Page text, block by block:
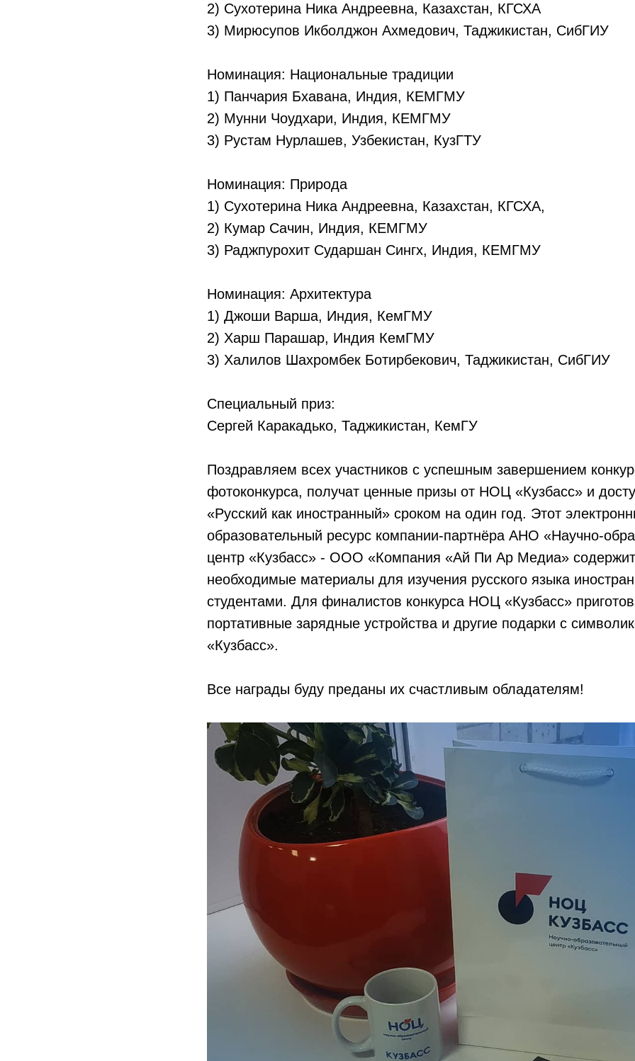
2) Сухотерина Ника Андреевна, Казахстан, КГСХА
3) Мирюсупов Икболджон Ахмедович, Таджикистан, СибГИУ
Номинация: Национальные традиции
1) Панчария Бхавана, Индия, КЕМГМУ
2) Мунни Чоудхари, Индия, КЕМГМУ
3) Рустам Нурлашев, Узбекистан, КузГТУ
Номинация: Природа
1) Сухотерина Ника Андреевна, Казахстан, КГСХА,
2) Кумар Сачин, Индия, КЕМГМУ
3) Раджпурохит Сударшан Сингх, Индия, КЕМГМУ
Номинация: Архитектура
1) Джоши Варша, Индия, КемГМУ
2) Харш Парашар, Индия КемГМУ
3) Халилов Шахромбек Ботирбекович, Таджикистан, СибГИУ
Специальный приз:
Сергей Каракадько, Таджикистан, КемГУ
Поздравляем всех участников с успешным завершением
фотоконкурса, получат ценные призы от НОЦ «Кузбасс» и
«Русский как иностранный» сроком на один год. Этот
образовательный ресурс компании-партнёра АНО «Научно-
центр «Кузбасс» - ООО «Компания «Ай Пи Ар Медиа»
необходимые материалы для изучения русского языка
студентами. Для финалистов конкурса НОЦ «Кузбасс»
портативные зарядные устройства и другие подарки с
«Кузбасс».
Все награды буду преданы их счастливым обладателям!